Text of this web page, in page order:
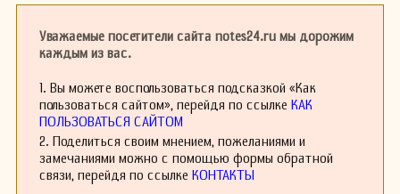
Уважаемые посетители сайта notes24.ru мы дорожим
каждым из вас.
1. Вы можете воспользоваться подсказкой «Как
пользоваться сайтом», перейдя по ссылке КАК
ПОЛЬЗОВАТЬСЯ САЙТОМ
2. Поделиться своим мнением, пожеланиями и
замечаниями можно с помощью формы обратной
связи, перейдя по ссылке КОНТАКТЫ